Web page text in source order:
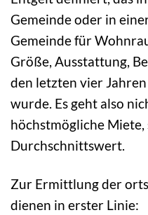
Gemeinde oder in
Gemeinde für
Größe, Ausstattung,
den letzten vier
wurde. Es geht also
höchstmögliche
Durchschnittswert.
Zur Ermittlung der
dienen in erster Linie: